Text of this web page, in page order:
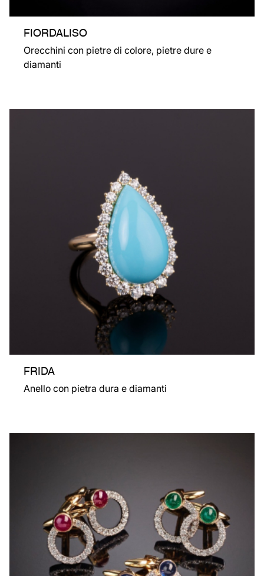
FIORDALISO
Orecchini con pietre di colore, pietre dure e
diamanti
FRIDA
Anello con pietra dura e diamanti